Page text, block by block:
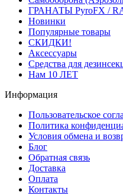
ГРАНАТЫ PyroFX /
Новинки
Популярные товары
СКИДКИ!
Аксессуары
Средства для
Нам 10 ЛЕТ
Информация
Пользовательское
Политика
Условия обмена и
Блог
Обратная связь
Доставка
Оплата
Контакты